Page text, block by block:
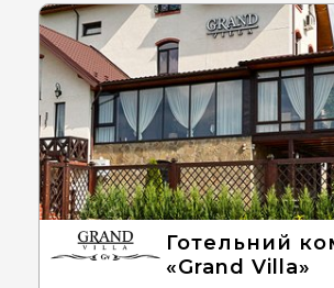
Готельний
«Grand Villa»